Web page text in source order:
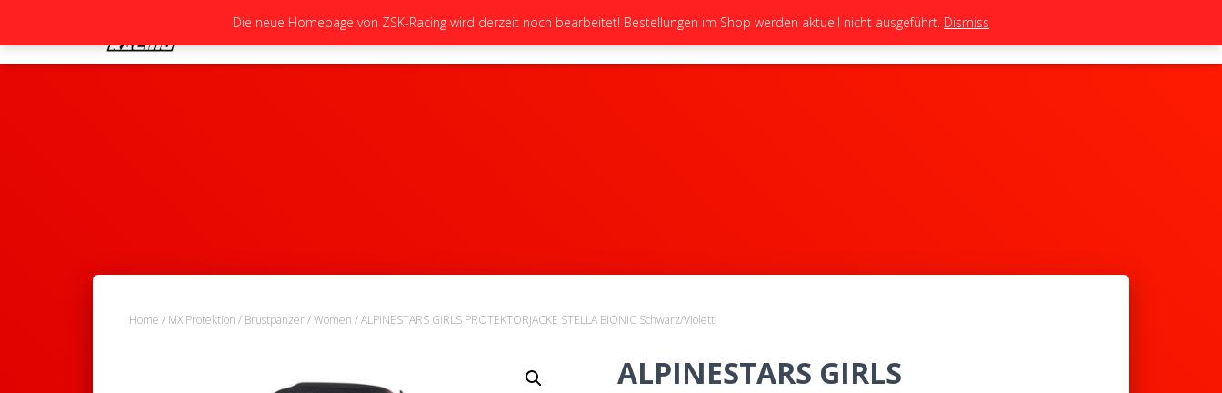
STARTSEITE NEUIGKEITEN GALERIE TEAM TUNING BIKES
Home / MX Protektion / Brustpanzer/Women / ALPINESTARS GIRLS PROTEKTORJACKE STELLA BIONIC Schwarz/Violett
ALPINESTARS GIRLS
Die neue Homepage von ZSK-Racing wird derzeit noch bearbeitet! Bestellungen im Shop werden aktuell nicht ausgeführt. Dismiss